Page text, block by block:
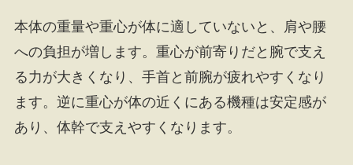
本体の重量や重心が体に適していないと、肩や腰
への負担が増します。重心が前寄りだと腕で支え
る力が大きくなり、手首と前腕が疲れやすくなり
ます。逆に重心が体の近くにある機種は安定感が
あり、体幹で支えやすくなります。